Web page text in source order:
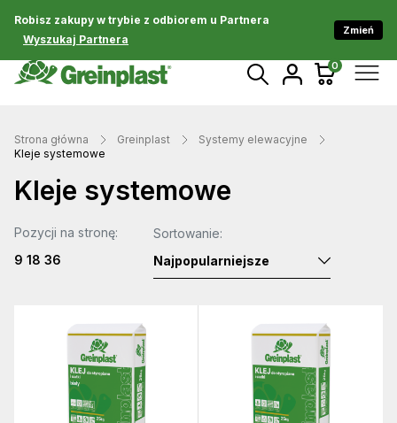
Robisz zakupy w trybie z odbiorem u Partnera
Wyszukaj Partnera
Zmień
0
Strona główna Greinplast
Systemy elewacyjne
Kleje systemowe
Kleje systemowe
Pozycji na stronę:
9 18 36
Sortowanie: